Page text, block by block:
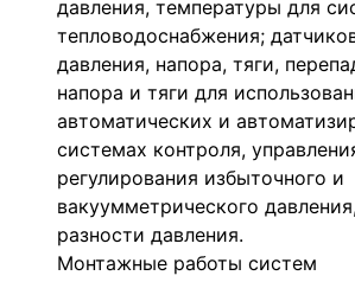
давления, температуры для
тепловодоснабжения;
давления, напора, тяги,
напора и тяги для
автоматических и
системах контроля,
регулирования избыточного и
вакуумметрического
разности давления.
Монтажные работы систем